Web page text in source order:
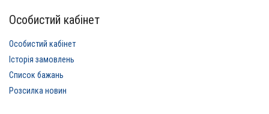
Особистий кабінет
Особистий кабінет
Історія замовлень
Список бажань
Розсилка новин